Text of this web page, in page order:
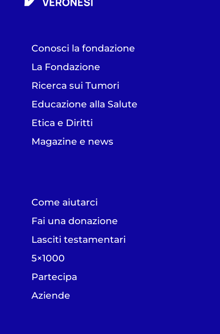
Conosci la fondazione
La Fondazione
Ricerca sui Tumori
Educazione alla Salute
Etica e Diritti
Magazine e news
Come aiutarci
Fai una donazione
Lasciti testamentari
5×1000
Partecipa
Aziende